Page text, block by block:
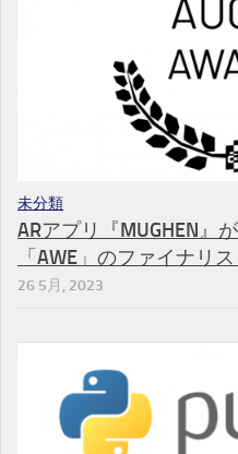
未分類
ARアプリ『MUGHEN』
「AWE」のファイナリ
26 5月, 2023